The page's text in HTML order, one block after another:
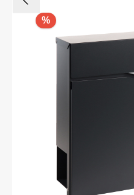
%